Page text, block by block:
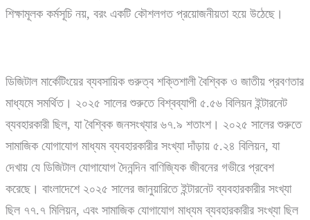
শিক্ষামূলক কর্মসূচি নয়, বরং একটি কৌশলগত প্রয়োজনীয়তা হয়ে উঠেছে।
ডিজিটাল মার্কেটিংয়ের ব্যবসায়িক গুরুত্ব শক্তিশালী বৈশ্বিক ও জাতীয় প্রবণতার
মাধ্যমে সমর্থিত। ২০২৫ সালের শুরুতে বিশ্বব্যাপী ৫.৫৬ বিলিয়ন ইন্টারনেট
ব্যবহারকারী ছিল, যা বৈশ্বিক জনসংখ্যার ৬৭.৯ শতাংশ। ২০২৫ সালের শুরুতে
সামাজিক যোগাযোগ মাধ্যম ব্যবহারকারীর সংখ্যা দাঁড়ায় ৫.২৪ বিলিয়ন, যা
দেখায় যে ডিজিটাল যোগাযোগ দৈনন্দিন বাণিজ্যিক জীবনের গভীরে প্রবেশ
করেছে। বাংলাদেশে ২০২৫ সালের জানুয়ারিতে ইন্টারনেট ব্যবহারকারীর সংখ্যা
ছিল ৭৭.৭ মিলিয়ন, এবং সামাজিক যোগাযোগ মাধ্যম ব্যবহারকারীর সংখ্যা ছিল